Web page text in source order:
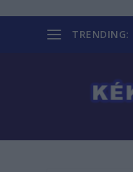
TRENDING: